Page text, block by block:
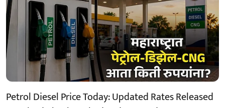
Petrol Diesel Price Today: Updated Rates Released